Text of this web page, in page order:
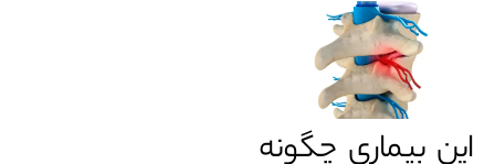
این بیماری چگونه